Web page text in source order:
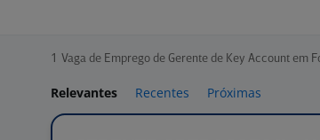
1 Vaga de Emprego de Gerente de Key Account em
Relevantes Recentes Próximas